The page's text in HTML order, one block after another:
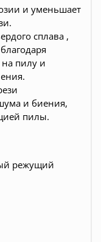
и уменьшает
сплава ,
на пилу и
и биения,
пилы.
режущий